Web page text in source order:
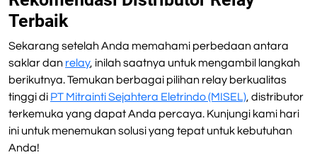
Terbaik
Sekarang setelah Anda memahami perbedaan antara
saklar dan relay, inilah saatnya untuk mengambil langkah
berikutnya. Temukan berbagai pilihan relay berkualitas
tinggi di PT Mitrainti Sejahtera Eletrindo (MISEL), distributor
terkemuka yang dapat Anda percaya. Kunjungi kami hari
ini untuk menemukan solusi yang tepat untuk kebutuhan
Anda!